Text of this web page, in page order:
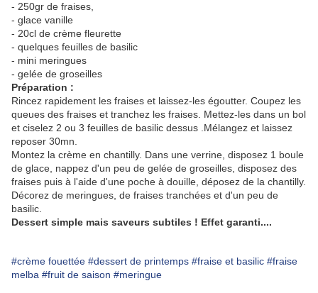
- 250gr de fraises,
- glace vanille
- 20cl de crème fleurette
- quelques feuilles de basilic
- mini meringues
- gelée de groseilles
Préparation :
Rincez rapidement les fraises et laissez-les égoutter. Coupez les
queues des fraises et tranchez les fraises. Mettez-les dans un bol
et ciselez 2 ou 3 feuilles de basilic dessus .Mélangez et laissez
reposer 30mn.
Montez la crème en chantilly. Dans une verrine, disposez 1 boule
de glace, nappez d'un peu de gelée de groseilles, disposez des
fraises puis à l'aide d'une poche à douille, déposez de la chantilly.
Décorez de meringues, de fraises tranchées et d'un peu de
basilic.
Dessert simple mais saveurs subtiles ! Effet garanti....
#crème fouettée #dessert de printemps #fraise et basilic #fraise
melba #fruit de saison #meringue